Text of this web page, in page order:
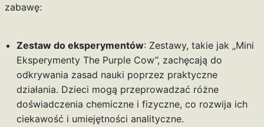
zabawę:
Zestaw do eksperymentów: Zestawy, takie jak „Mini
Eksperymenty The Purple Cow”, zachęcają do
odkrywania zasad nauki poprzez praktyczne
działania. Dzieci mogą przeprowadzać różne
doświadczenia chemiczne i fizyczne, co rozwija ich
ciekawość i umiejętności analityczne.